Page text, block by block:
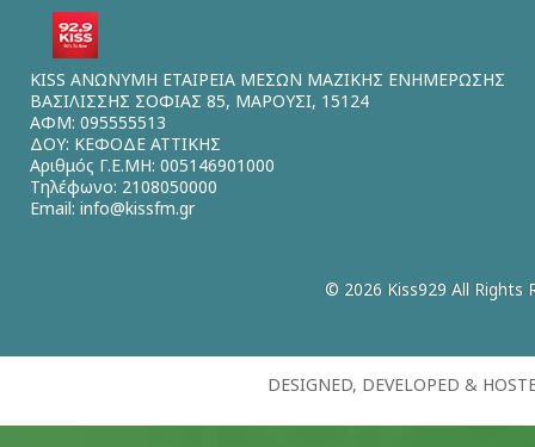
KISS ΑΝΩΝΥΜΗ ΕΤΑΙΡΕΙΑ ΜΕΣΩΝ ΜΑΖΙΚΗΣ ΕΝΗΜΕΡΩΣΗΣ
ΒΑΣΙΛΙΣΣΗΣ ΣΟΦΙΑΣ 85, ΜΑΡΟΥΣΙ, 15124
ΑΦΜ: 095555513
ΔΟΥ: ΚΕΦΟΔΕ ΑΤΤΙΚΗΣ
Αριθμός Γ.Ε.ΜΗ: 005146901000
Τηλέφωνο: 2108050000
Email: info@kissfm.gr
© 2026 Kiss929 All Rights
DESIGNED, DEVELOPED &